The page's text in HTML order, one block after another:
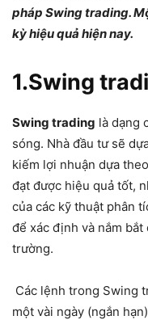
pháp Swing trading.
kỳ hiệu quả hiện nay.
1.Swing
Swing trading là dạng
sóng. Nhà đầu tư sẽ
kiếm lợi nhuận dựa
đạt được hiệu quả tốt,
của các kỹ thuật phân
để xác định và nắm
trường.
Các lệnh trong Swing
một vài ngày (ngắn